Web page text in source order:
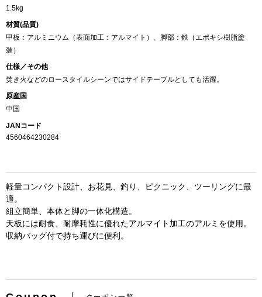
1.5kg
材質(品質)
甲板：アルミニウム（表面加工：アルマイト）、脚部：鉄（エポキシ樹脂塗
装）
仕様／その他
焚き火などのロースタイルシーンではサイドテーブルとしても活躍。
原産国
中国
JANコード
4560464230284
軽量コンパクト設計、お花見、釣り、ピクニック、ツーリングに最
適。
組立簡単、本体と脚の一体化構造。
天板には耐食、耐摩耗性に優れたアルマイト加工のアルミを使用。
収納バッグ付で持ち運びに便利。